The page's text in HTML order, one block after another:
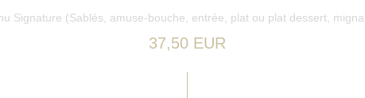
Signature (Sablés, amuse-bouche, entrée, plat ou plat dessert,
37,50 EUR